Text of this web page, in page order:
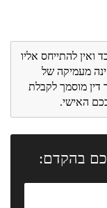
ואין להתייחס אליו
מעמיקה של
דין מוסמך לקבלת
האישי.
בהקדם: